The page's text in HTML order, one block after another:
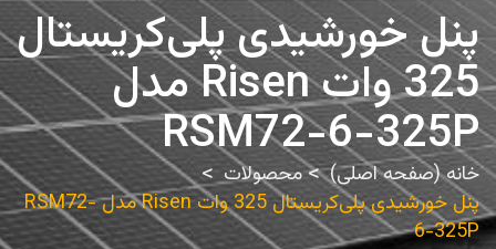
پنل خورشیدی پلی‌کریستال
325 وات Risen مدل
RSM72-6-325P
خانه (صفحه اصلی)
محصولات
پنل خورشیدی پلی‌کریستال 325 وات Risen مدل RSM72-
6-325P